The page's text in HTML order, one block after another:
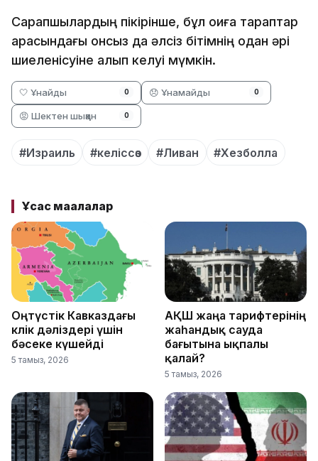
Сарапшылардың пікірінше, бұл оқиға тараптар
арасындағы онсыз да әлсіз бітімнің одан әрі
шиеленісуіне алып келуі мүмкін.
🤍 Ұнайды 0 😞 Ұнамайды 0
😡 Шектен шыққан 0
#Израиль #келіссөз #Ливан #Хезболла
Ұқсас мақалалар
Оңтүстік Кавказдағы
көлік дәліздері үшін
бәсеке күшейді
5 тамыз, 2026
АҚШ жаңа тарифтерінің
жаһандық сауда
бағытына ықпалы
қалай?
5 тамыз, 2026